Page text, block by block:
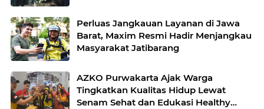
Perluas Jangkauan Layanan di Jawa
Barat, Maxim Resmi Hadir Menjangkau
Masyarakat Jatibarang
AZKO Purwakarta Ajak Warga
Tingkatkan Kualitas Hidup Lewat
Senam Sehat dan Edukasi Healthy